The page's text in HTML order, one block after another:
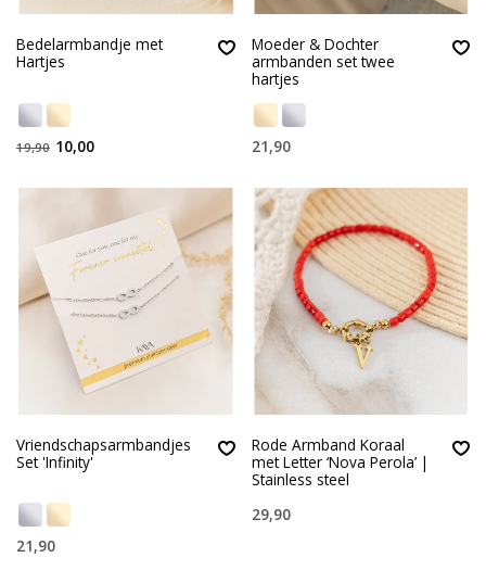
Bedelarmbandje met
Hartjes
19,90 10,00
Moeder & Dochter
armbanden set twee
hartjes
21,90
Vriendschapsarmbandjes
Set 'Infinity'
21,90
Rode Armband Koraal
met Letter ‘Nova Perola’ |
Stainless steel
29,90